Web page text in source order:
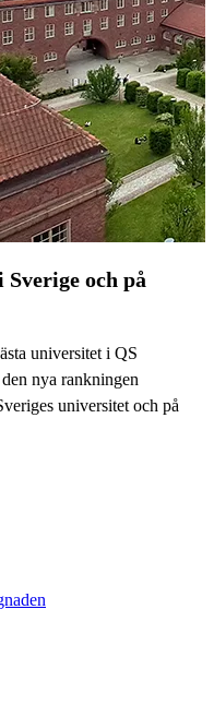
och på
universitet i QS
nya rankningen
universitet och på